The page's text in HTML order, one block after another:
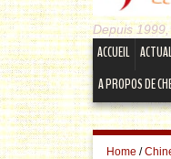
Depuis
ACCUEIL
A PROPOS DE
Home /